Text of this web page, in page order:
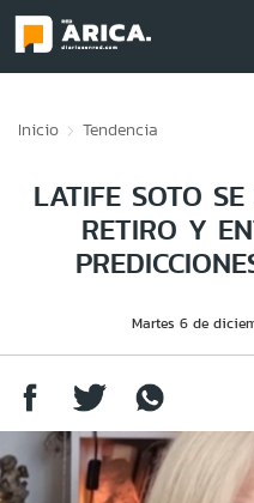
Inicio Tendencia
LATIFE SOTO
RETIRO Y
Martes 6 de